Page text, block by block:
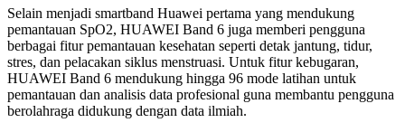
Selain menjadi smartband Huawei pertama yang mendukung
pemantauan SpO2, HUAWEI Band 6 juga memberi pengguna
berbagai fitur pemantauan kesehatan seperti detak jantung, tidur,
stres, dan pelacakan siklus menstruasi. Untuk fitur kebugaran,
HUAWEI Band 6 mendukung hingga 96 mode latihan untuk
pemantauan dan analisis data profesional guna membantu pengguna
berolahraga didukung dengan data ilmiah.